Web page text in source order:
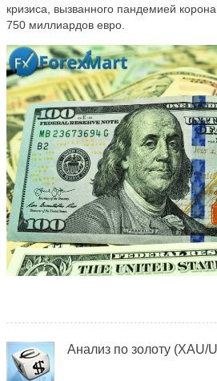
кризиса, вызванного пандемией
750 миллиардов евро.
Анализ по золоту (XAU/